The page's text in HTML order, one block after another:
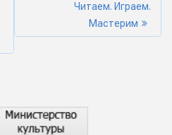
Читаем. Играем.
Мастерим